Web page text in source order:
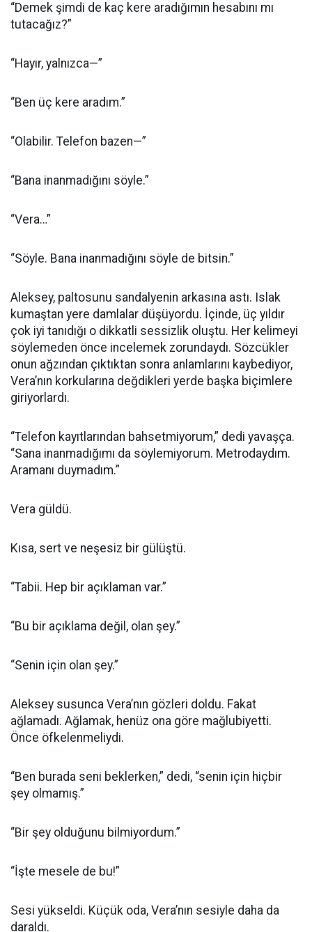
“Demek şimdi de kaç kere aradığımın hesabını mı
tutacağız?”
“Hayır, yalnızca—”
“Ben üç kere aradım.”
“Olabilir. Telefon bazen—”
“Bana inanmadığını söyle.”
“Vera…”
“Söyle. Bana inanmadığını söyle de bitsin.”
Aleksey, paltosunu sandalyenin arkasına astı. Islak
kumaştan yere damlalar düşüyordu. İçinde, üç yıldır
çok iyi tanıdığı o dikkatli sessizlik oluştu. Her kelimeyi
söylemeden önce incelemek zorundaydı. Sözcükler
onun ağzından çıktıktan sonra anlamlarını kaybediyor,
Vera’nın korkularına değdikleri yerde başka biçimlere
giriyorlardı.
“Telefon kayıtlarından bahsetmiyorum,” dedi yavaşça.
“Sana inanmadığımı da söylemiyorum. Metrodaydım.
Aramanı duymadım.”
Vera güldü.
Kısa, sert ve neşesiz bir gülüştü.
“Tabii. Hep bir açıklaman var.”
“Bu bir açıklama değil, olan şey.”
“Senin için olan şey.”
Aleksey susunca Vera’nın gözleri doldu. Fakat
ağlamadı. Ağlamak, henüz ona göre mağlubiyetti.
Önce öfkelenmeliydi.
“Ben burada seni beklerken,” dedi, “senin için hiçbir
şey olmamış.”
“Bir şey olduğunu bilmiyordum.”
“İşte mesele de bu!”
Sesi yükseldi. Küçük oda, Vera’nın sesiyle daha da
daraldı.